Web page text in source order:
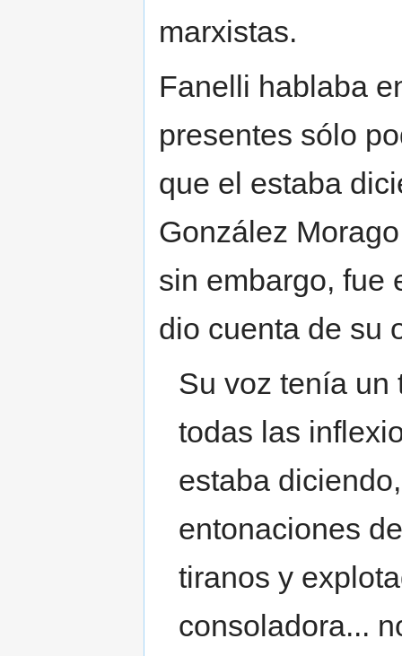
marxistas.
Fanelli hablaba
presentes sólo
que el estaba
González
sin embargo, fue
dio cuenta de su
Su voz tenía un
todas las
estaba
entonaciones
tiranos y
consoladora...